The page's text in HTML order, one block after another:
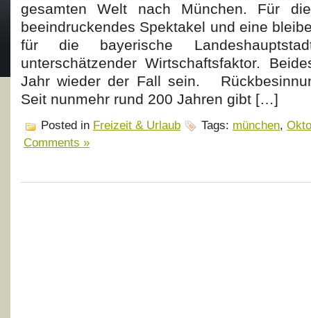
gesamten Welt nach München. Für
beeindruckendes Spektakel und eine
für die bayerische
unterschätzender Wirtschaftsfaktor.
Jahr wieder der Fall sein.
Seit nunmehr rund 200 Jahren gibt […]
Posted in Freizeit & Urlaub Tags: münchen,
Comments »